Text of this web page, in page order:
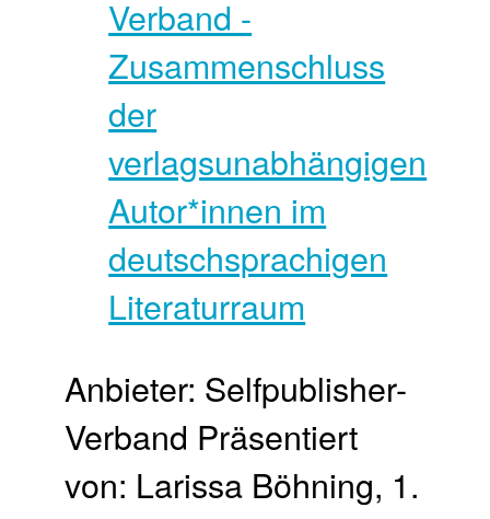
Anbieter: Selfpublisher-
Verband Präsentiert
von: Larissa Böhning, 1.